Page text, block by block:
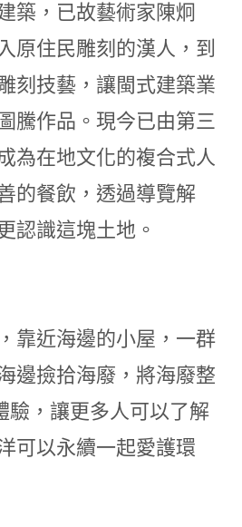
築，已故藝術家陳炯
原住民雕刻的漢人，到
刻技藝，讓閩式建築業
騰作品。現今已由第三
為在地文化的複合式人
的餐飲，透過導覽解
認識這塊土地。
靠近海邊的小屋，一群
邊撿拾海廢，將海廢整
驗，讓更多人可以了解
可以永續一起愛護環